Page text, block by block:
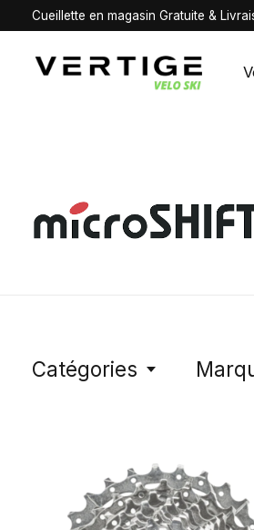
Cueillette en magasin Gratuite &
Catégories